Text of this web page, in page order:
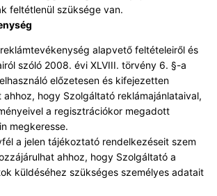
feltétlenül szüksége van.
alapvető feltételeiről és
szóló 2008. évi XLVIII. törvény 6. §-a
előzetesen és kifejezetten
ahhoz, hogy Szolgáltató reklámajánlataival,
a regisztrációkor megadott
megkeresse.
a jelen tájékoztató rendelkezéseit szem
ahhoz, hogy Szolgáltató a
küldéséhez szükséges személyes adatait